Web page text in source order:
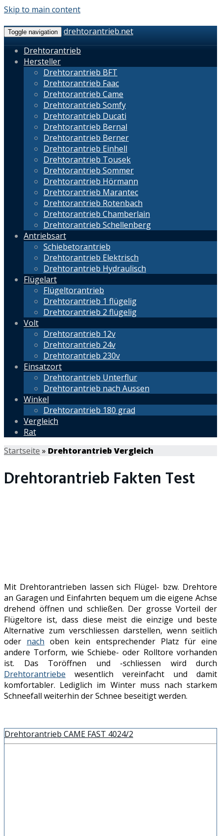
Skip to main content
Toggle navigation
drehtorantrieb.net
Drehtorantrieb
Hersteller
Drehtorantrieb BFT
Drehtorantrieb Faac
Drehtorantrieb Came
Drehtorantrieb Somfy
Drehtorantrieb Ducati
Drehtorantrieb Bernal
Drehtorantrieb Berner
Drehtorantrieb Einhell
Drehtorantrieb Tousek
Drehtorantrieb Sommer
Drehtorantrieb Hörmann
Drehtorantrieb Marantec
Drehtorantrieb Rotenbach
Drehtorantrieb Chamberlain
Drehtorantrieb Schellenberg
Antriebsart
Schiebetorantrieb
Drehtorantrieb Elektrisch
Drehtorantrieb Hydraulisch
Flügelart
Flügeltorantrieb
Drehtorantrieb 1 flügelig
Drehtorantrieb 2 flügelig
Volt
Drehtorantrieb 12v
Drehtorantrieb 24v
Drehtorantrieb 230v
Einsatzort
Drehtorantrieb Unterflur
Drehtorantrieb nach Aussen
Winkel
Drehtorantrieb 180 grad
Vergleich
Rat
Startseite » Drehtorantrieb Vergleich
Drehtorantrieb Fakten Test
Mit Drehtorantrieben lassen sich Flügel- bzw. Drehtore
an Garagen und Einfahrten bequem um die eigene Achse
drehend öffnen und schließen. Der grosse Vorteil der
Flügeltore ist, dass diese meist die einzige und beste
Alternative zum verschliessen darstellen, wenn seitlich
oder nach oben kein entsprechender Platz für eine
andere Torform, wie Schiebe- oder Rolltore vorhanden
ist. Das Toröffnen und -schliessen wird durch
Drehtorantriebe wesentlich vereinfacht und damit
komfortabler. Lediglich im Winter muss nach starkem
Schneefall weiterhin der Schnee beseitigt werden.
Drehtorantrieb CAME FAST 4024/2